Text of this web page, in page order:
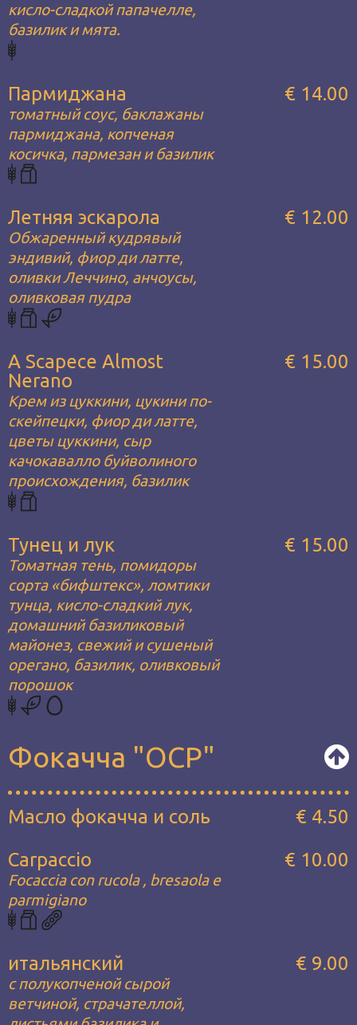
кисло-сладкой папачелле,
базилик и мята.
Пармиджана
томатный соус, баклажаны
пармиджана, копченая
косичка, пармезан и базилик
€ 14.00
Летняя эскарола
Обжаренный кудрявый
эндивий, фиор ди латте,
оливки Леччино, анчоусы,
оливковая пудра
€ 12.00
A Scapece Almost
Nerano
Крем из цуккини, цукини по-
скейпецки, фиор ди латте,
цветы цуккини, сыр
качокавалло буйволиного
происхождения, базилик
€ 15.00
Тунец и лук
Томатная тень, помидоры
сорта «бифштекс», ломтики
тунца, кисло-сладкий лук,
домашний базиликовый
майонез, свежий и сушеный
орегано, базилик, оливковый
порошок
€ 15.00
Фокачча "OCP"
Масло фокачча и соль
€ 4.50
Carpaccio
Focaccia con rucola , bresaola e
parmigiano
€ 10.00
итальянский
с полукопченой сырой
ветчиной, страчателлой,
€ 9.00